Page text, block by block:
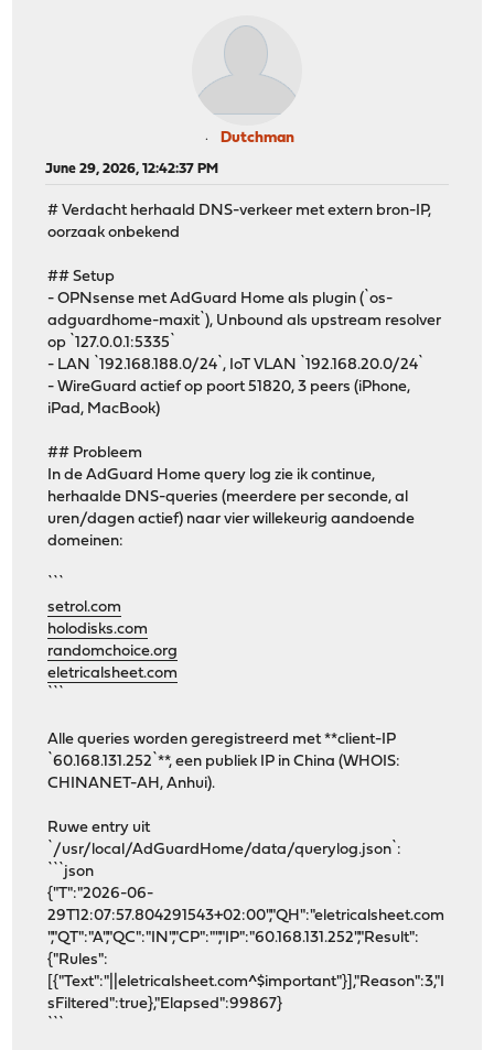
Dutchman
June 29, 2026, 12:42:37 PM
# Verdacht herhaald DNS-verkeer met extern bron-IP,
oorzaak onbekend
## Setup
- OPNsense met AdGuard Home als plugin (`os-
adguardhome-maxit`), Unbound als upstream resolver
op `127.0.0.1:5335`
- LAN `192.168.188.0/24`, IoT VLAN `192.168.20.0/24`
- WireGuard actief op poort 51820, 3 peers (iPhone,
iPad, MacBook)
## Probleem
In de AdGuard Home query log zie ik continue,
herhaalde DNS-queries (meerdere per seconde, al
uren/dagen actief) naar vier willekeurig aandoende
domeinen:
setrol.com
holodisks.com
randomchoice.org
eletricalsheet.com
Alle queries worden geregistreerd met **client-IP
`60.168.131.252`**, een publiek IP in China (WHOIS:
CHINANET-AH, Anhui).
Ruwe entry uit
`/usr/local/AdGuardHome/data/querylog.json`:
```json
{"T":"2026-06-
29T12:07:57.804291543+02:00","QH":"eletricalsheet.com
","QT":"A","QC":"IN","CP":"","IP":"60.168.131.252","Result":
{"Rules":
[{"Text":"||eletricalsheet.com^$important"}],"Reason":3,"I
sFiltered":true},"Elapsed":99867}